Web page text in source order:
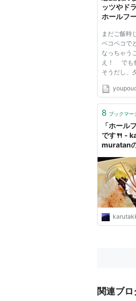
ッツやド
ホールフ
を与える
Pouch［
まだご飯時
ペコペコで
なっちゃう
え！ でも
そうだし、
ゃ！ と健
はず。腹ペ
ころが、な
と...
8 ブックマー
「ホール
です🍴 -
muratan
関連ブロ